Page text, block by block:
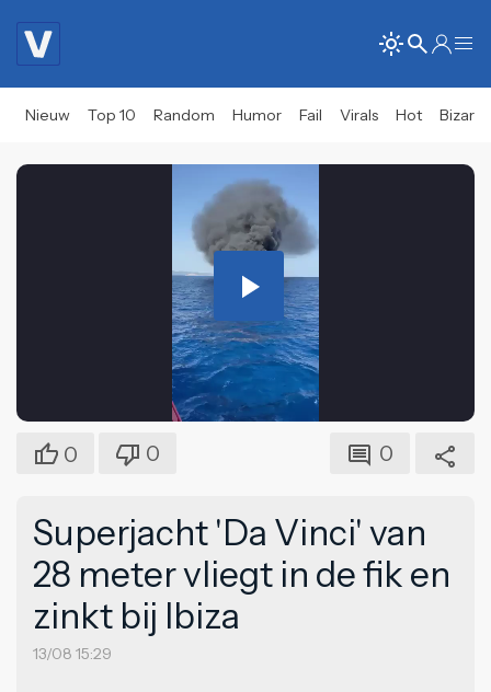
Nieuw Top 10 Random Humor Fail Virals Hot Bizar
Play
Video
0 0 0
Superjacht 'Da Vinci' van
28 meter vliegt in de fik en
zinkt bij Ibiza
13/08 15:29